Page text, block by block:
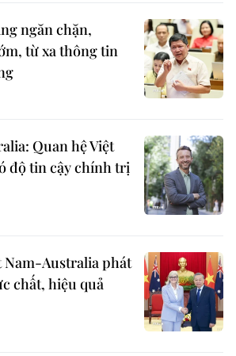
ngăn chặn,
từ xa thông tin
Quan hệ Việt
độ tin cậy chính trị
Nam-Australia phát
chất, hiệu quả